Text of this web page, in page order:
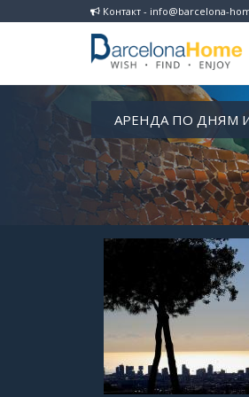
Контакт - info@barcelona-
АРЕНДА ПО ДНЯМ